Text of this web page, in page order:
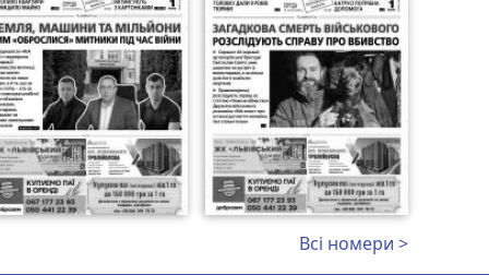
Всі номери >